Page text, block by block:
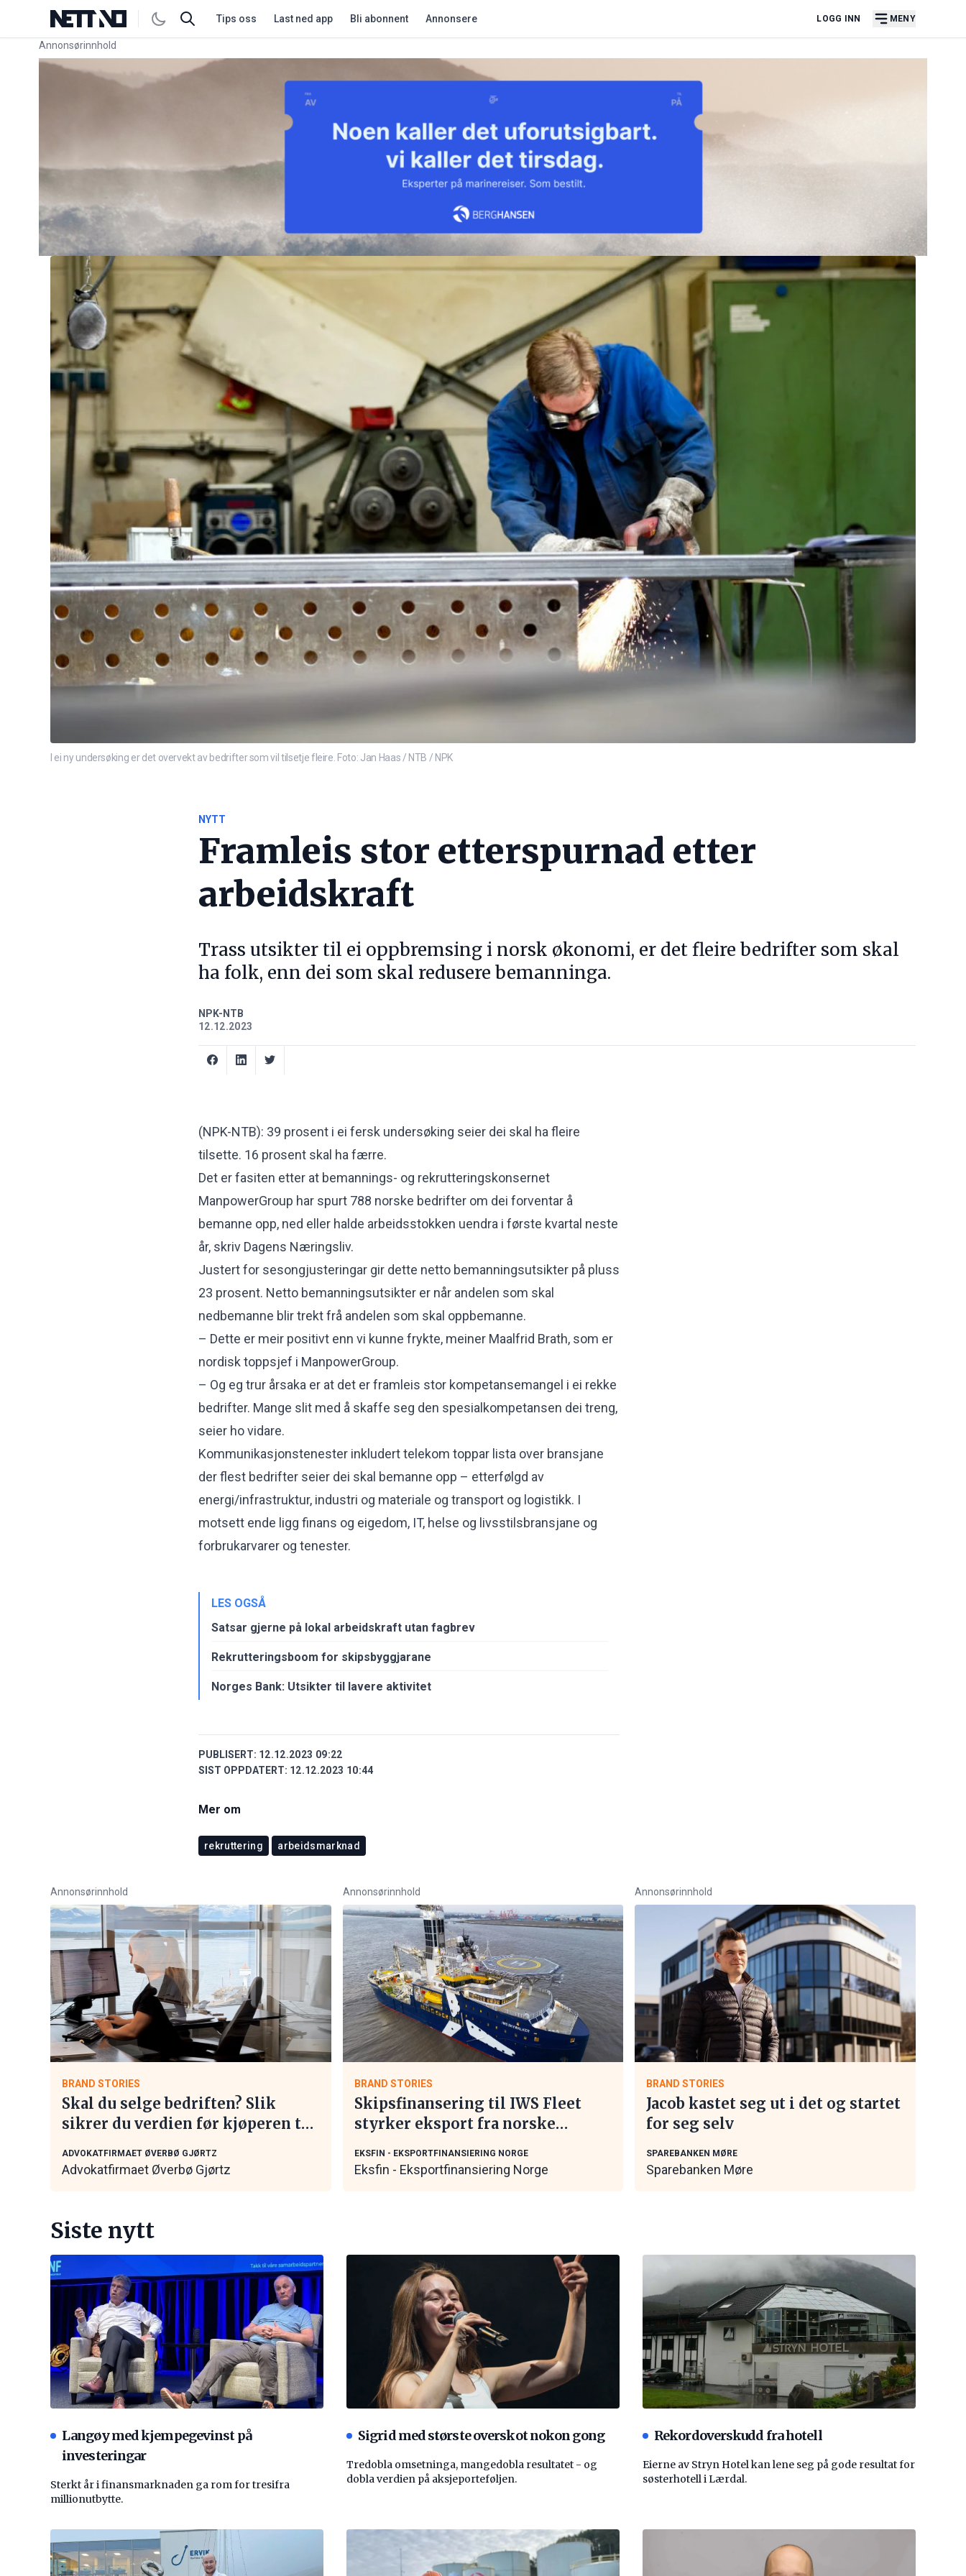
Tips oss Last ned app Bli abonnent Annonsere LOGG INN MENY
Annonsørinnhold
Link for annonse
I ei ny undersøking er det overvekt av bedrifter som vil tilsetje fleire. Foto: Jan Haas / NTB / NPK
NYTT
Framleis stor etterspurnad etter
arbeidskraft
Trass utsikter til ei oppbremsing i norsk økonomi, er det fleire bedrifter som skal
ha folk, enn dei som skal redusere bemanninga.
NPK-NTB
12.12.2023
(NPK-NTB): 39 prosent i ei fersk undersøking seier dei skal ha fleire
tilsette. 16 prosent skal ha færre.
Det er fasiten etter at bemannings- og rekrutteringskonsernet
ManpowerGroup har spurt 788 norske bedrifter om dei forventar å
bemanne opp, ned eller halde arbeidsstokken uendra i første kvartal neste
år, skriv Dagens Næringsliv.
Justert for sesongjusteringar gir dette netto bemanningsutsikter på pluss
23 prosent. Netto bemanningsutsikter er når andelen som skal
nedbemanne blir trekt frå andelen som skal oppbemanne.
– Dette er meir positivt enn vi kunne frykte, meiner Maalfrid Brath, som er
nordisk toppsjef i ManpowerGroup.
– Og eg trur årsaka er at det er framleis stor kompetansemangel i ei rekke
bedrifter. Mange slit med å skaffe seg den spesialkompetansen dei treng,
seier ho vidare.
Kommunikasjonstenester inkludert telekom toppar lista over bransjane
der flest bedrifter seier dei skal bemanne opp – etterfølgd av
energi/infrastruktur, industri og materiale og transport og logistikk. I
motsett ende ligg finans og eigedom, IT, helse og livsstilsbransjane og
forbrukarvarer og tenester.
LES OGSÅ
Satsar gjerne på lokal arbeidskraft utan fagbrev
Rekrutteringsboom for skipsbyggjarane
Norges Bank: Utsikter til lavere aktivitet
PUBLISERT: 12.12.2023 09:22
SIST OPPDATERT: 12.12.2023 10:44
Mer om
rekruttering arbeidsmarknad
Annonsørinnhold
BRAND STORIES
Skal du selge bedriften? Slik
sikrer du verdien før kjøperen tar
ADVOKATFIRMAET ØVERBØ GJØRTZ
Advokatfirmaet Øverbø Gjørtz
Annonsørinnhold
BRAND STORIES
Skipsfinansering til IWS Fleet
styrker eksport fra norske
EKSFIN - EKSPORTFINANSIERING NORGE
Eksfin - Eksportfinansiering Norge
Annonsørinnhold
BRAND STORIES
Jacob kastet seg ut i det og startet
for seg selv
SPAREBANKEN MØRE
Sparebanken Møre
Siste nytt
Langøy med kjempegevinst på
investeringar
Sterkt år i finansmarknaden ga rom for tresifra
millionutbytte.
Sigrid med største overskot nokon gong
Tredobla omsetninga, mangedobla resultatet - og
dobla verdien på aksjeporteføljen.
Rekordoverskudd fra hotell
Eierne av Stryn Hotel kan lene seg på gode resultat for
søsterhotell i Lærdal.